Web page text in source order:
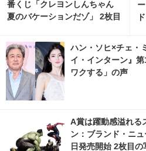
番くじ「クレヨンしんちゃん
夏のバケーションだゾ」 2枚目
t
ハン・ソヒ×チェ・
イ・インターン』
ワクする」の声
A賞は躍動感溢れる
ン：ブランド・ニ
日発売開始 2枚目